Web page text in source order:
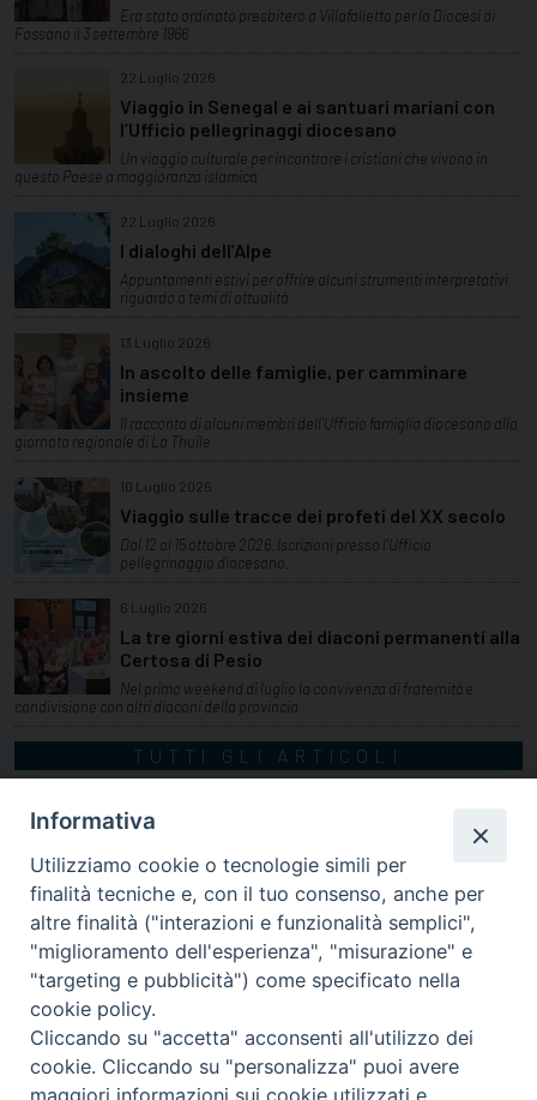
Era stato ordinato presbitero a Villafalletto per la Diocesi di
Fossano il 3 settembre 1966
22 Luglio 2026
Viaggio in Senegal e ai santuari mariani con
l’Ufficio pellegrinaggi diocesano
Un viaggio culturale per incontrare i cristiani che vivono in
questo Paese a maggioranza islamica
22 Luglio 2026
I dialoghi dell’Alpe
Appuntamenti estivi per offrire alcuni strumenti interpretativi
riguardo a temi di attualità
13 Luglio 2026
In ascolto delle famiglie, per camminare
insieme
Il racconto di alcuni membri dell'Ufficio famiglia diocesano alla
giornata regionale di La Thuile
10 Luglio 2026
Viaggio sulle tracce dei profeti del XX secolo
Dal 12 al 15 ottobre 2026. Iscrizioni presso l'Ufficio
pellegrinaggio diocesano.
6 Luglio 2026
La tre giorni estiva dei diaconi permanenti alla
Certosa di Pesio
Nel primo weekend di luglio la convivenza di fraternità e
condivisione con altri diaconi della provincia
TUTTI GLI ARTICOLI
via Amedeo Rossi, 28 - 12100 Cuneo
Informativa
Utilizziamo cookie o tecnologie simili per
finalità tecniche e, con il tuo consenso, anche per
altre finalità ("interazioni e funzionalità semplici",
"miglioramento dell'esperienza", "misurazione" e
"targeting e pubblicità") come specificato nella
cookie policy.
Cliccando su "accetta" acconsenti all'utilizzo dei
cookie. Cliccando su "personalizza" puoi avere